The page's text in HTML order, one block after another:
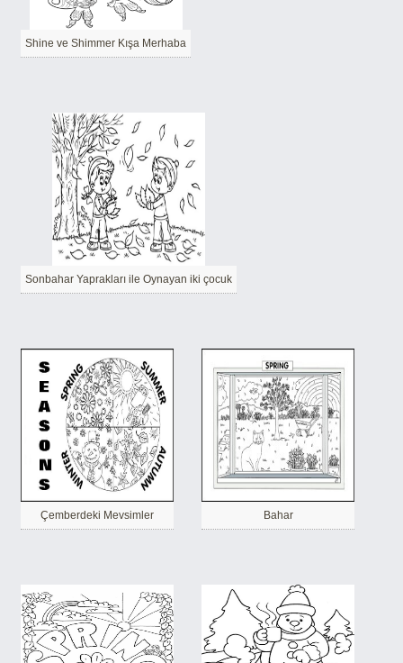
Shine ve Shimmer Kışa Merhaba
Sonbahar Yaprakları ile Oynayan iki çocuk
Çemberdeki Mevsimler Bahar